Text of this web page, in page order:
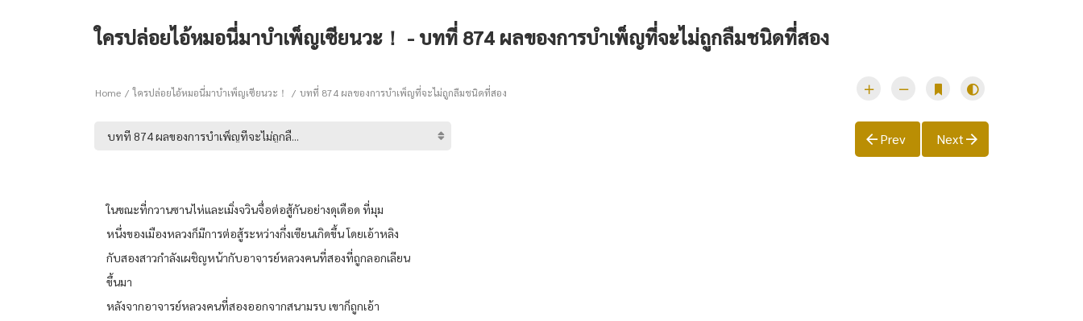
ใครปล่อยไอ้หมอนี่มาบำเพ็ญเซียนวะ！ - บทที่ 874 ผลของการบำเพ็ญที่จะไม่ถูกลืมชนิดที่สอง
Home ใครปล่อยไอ้หมอนี่มาบำเพ็ญเซียนวะ！ บทที่ 874 ผลของการบำเพ็ญที่จะไม่ถูกลืมชนิดที่สอง
Prev Next
ในขณะที่กวานซานไห่และเมิ่งจวินจื่อต่อสู้กันอย่างดุเดือด ที่มุม
หนึ่งของเมืองหลวงก็มีการต่อสู้ระหว่างกึ่งเซียนเกิดขึ้น โดยเอ้าหลิง
กับสองสาวกำลังเผชิญหน้ากับอาจารย์หลวงคนที่สองที่ถูกลอกเลียน
ขึ้นมา
หลังจากอาจารย์หลวงคนที่สองออกจากสนามรบ เขาก็ถูกเอ้า